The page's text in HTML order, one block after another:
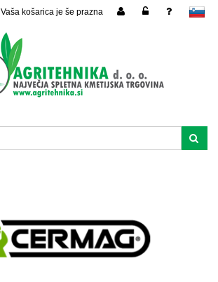
slovensko
Vaša košarica je še prazna